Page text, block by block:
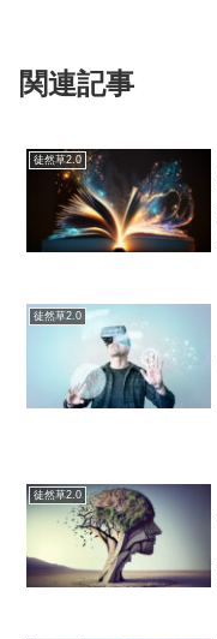
関連記事
徒然草2.0
徒然草2.0
徒然草2.0